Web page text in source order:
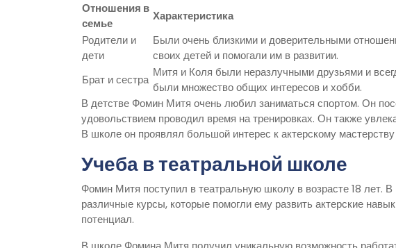
Отношения в
семье
Характеристика
Родители и
дети
Были очень близкими и доверительными
своих детей и помогали им в развитии.
Брат и сестра
Митя и Коля были неразлучными друзьями и
были множество общих интересов и хобби.
В детстве Фомин Митя очень любил заниматься спортом. Он
удовольствием проводил время на тренировках. Он также
В школе он проявлял большой интерес к актерскому
Учеба в театральной школе
Фомин Митя поступил в театральную школу в возрасте 18 лет.
различные курсы, которые помогли ему развить актерские
потенциал.